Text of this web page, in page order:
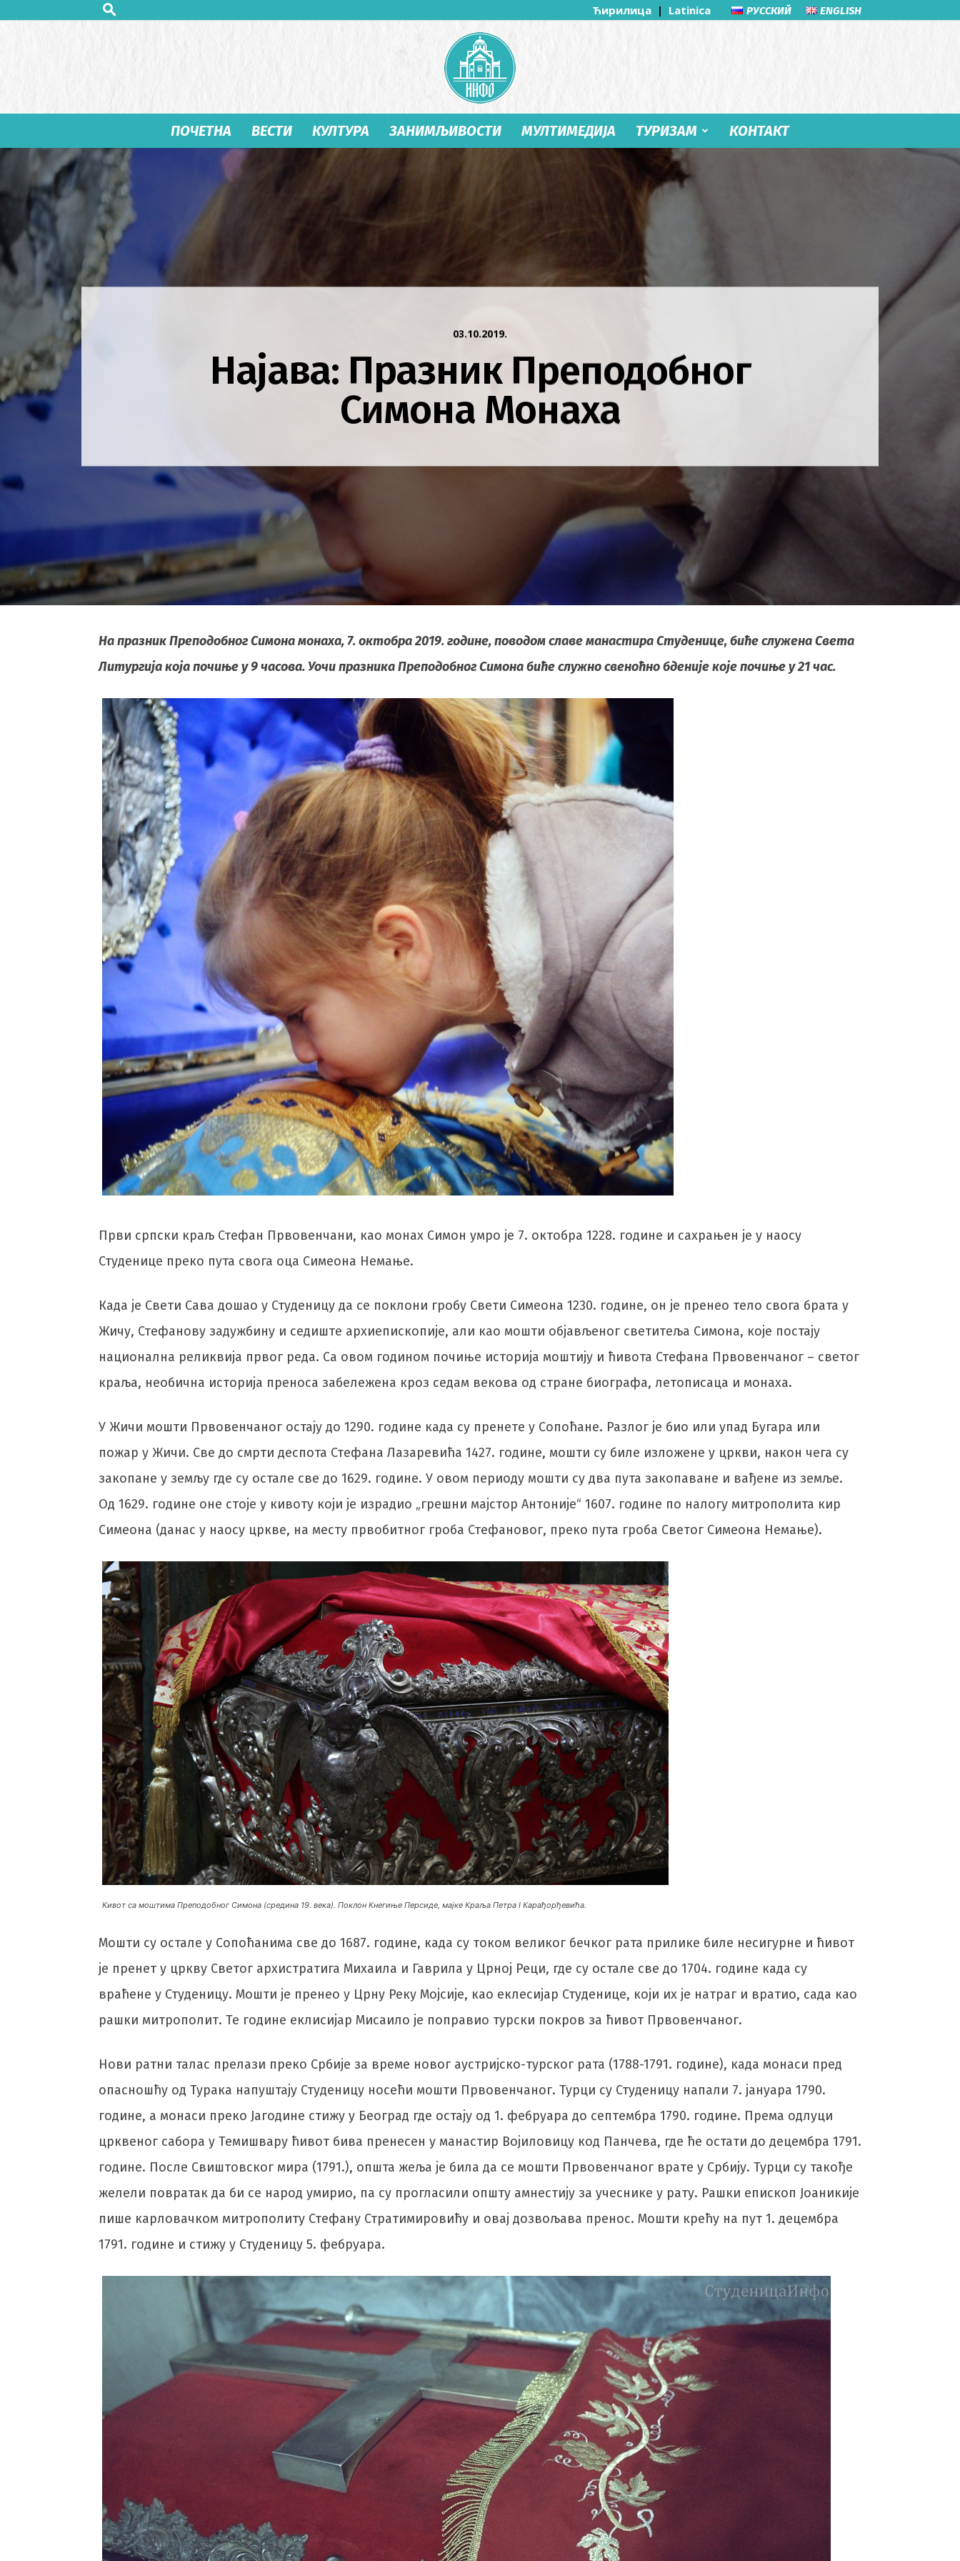
Ћирилица | Latinica РУССКИЙ ENGLISH
Студеница
ПОЧЕТНА ВЕСТИ КУЛТУРА ЗАНИМЉИВОСТИ МУЛТИМЕДИЈА ТУРИЗАМ КОНТАКТ
03.10.2019.
Најава: Празник Преподобног
Симона Монаха
На празник Преподобног Симона мoнаха, 7. октобра 2019. године, поводом славе манастира Студенице, биће служена Света
Литургија која почиње у 9 часова. Уочи празника Преподобног Симона биће служно свеноћно бденије које почиње у 21 час.
Први српски краљ Стефан Првовенчани, као монах Симон умро је 7. октобра 1228. године и сахрањен је у наосу
Студенице преко пута свога оца Симеона Немање.
Када је Свети Сава дошао у Студеницу да се поклони гробу Свети Симеона 1230. године, он је пренео тело свога брата у
Жичу, Стефанову задужбину и седиште архиепископије, али као мошти објављеног светитеља Симона, које постају
национална реликвија првог реда. Са овом годином почиње историја моштију и ћивота Стефана Првовенчаног – светог
краља, необична историја преноса забележена кроз седам векова од стране биографа, летописаца и монаха.
У Жичи мошти Првовенчаног остају до 1290. године када су пренете у Сопоћане. Разлог је био или упад Бугара или
пожар у Жичи. Све до смрти деспота Стефана Лазаревића 1427. године, мошти су биле изложене у цркви, након чега су
закопане у земљу где су остале све до 1629. године. У овом периоду мошти су два пута закопаване и вађене из земље.
Од 1629. године оне стоје у кивоту који је израдио „грешни мајстор Антоније“ 1607. године по налогу митрополита кир
Симеона (данас у наосу цркве, на месту првобитног гроба Стефановог, преко пута гроба Светог Симеона Немање).
Кивот са моштима Преподобног Симона (средина 19. века). Поклон Кнегиње Персиде, мајке Краља Петра I Карађорђевића.
Мошти су остале у Сопоћанима све до 1687. године, када су током великог бечког рата прилике биле несигурне и ћивот
је пренет у цркву Светог архистратига Михаила и Гаврила у Црној Реци, где су остале све до 1704. године када су
враћене у Студеницу. Мошти је пренео у Црну Реку Мојсије, као еклесијар Студенице, који их је натраг и вратио, сада као
рашки митрополит. Те године еклисијар Мисаило је поправио турски покров за ћивот Првовенчаног.
Нови ратни талас прелази преко Србије за време новог аустријско-турског рата (1788-1791. године), када монаси пред
опасношћу од Турака напуштају Студеницу носећи мошти Првовенчаног. Турци су Студеницу напали 7. јануара 1790.
године, а монаси преко Јагодине стижу у Београд где остају од 1. фебруара до септембра 1790. године. Према одлуци
црквеног сабора у Темишвару ћивот бива пренесен у манастир Војиловицу код Панчева, где ће остати до децембра 1791.
године. После Свиштовског мира (1791.), општа жеља је била да се мошти Првовенчаног врате у Србију. Турци су такође
желели повратак да би се народ умирио, па су прогласили општу амнестију за учеснике у рату. Рашки епископ Јоаникије
пише карловачком митрополиту Стефану Стратимировићу и овај дозвољава пренос. Мошти крећу на пут 1. децембра
1791. године и стижу у Студеницу 5. фебруара.